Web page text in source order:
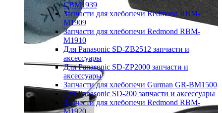
CBM1939
Запчасти для хлебопечи Redmond RBM-
M1909
Запчасти для хлебопечи Redmond RBM-
M1910
Для Panasonic SD-ZB2512 запчасти и
аксессуары
Для Panasonic SD-ZP2000 запчасти и
аксессуары
Запчасти для хлебопечи Gurman GR-BM1500
Для Panasonic SD-200 запчасти и аксессуары
Запчасти для хлебопечи Redmond RBM-
M1920